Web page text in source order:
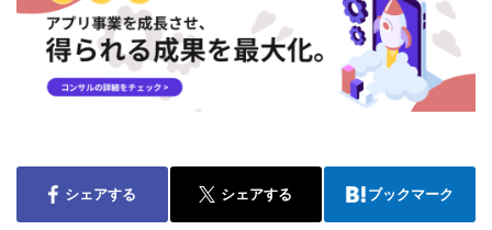
シェアする シェアする ブックマーク